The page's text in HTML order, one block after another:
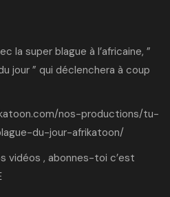
la super blague à l’africaine, ”
jour ” qui déclenchera à coup
nos-productions/tu-
du-jour-afrikatoon/
vidéos , abonnes-toi c’est